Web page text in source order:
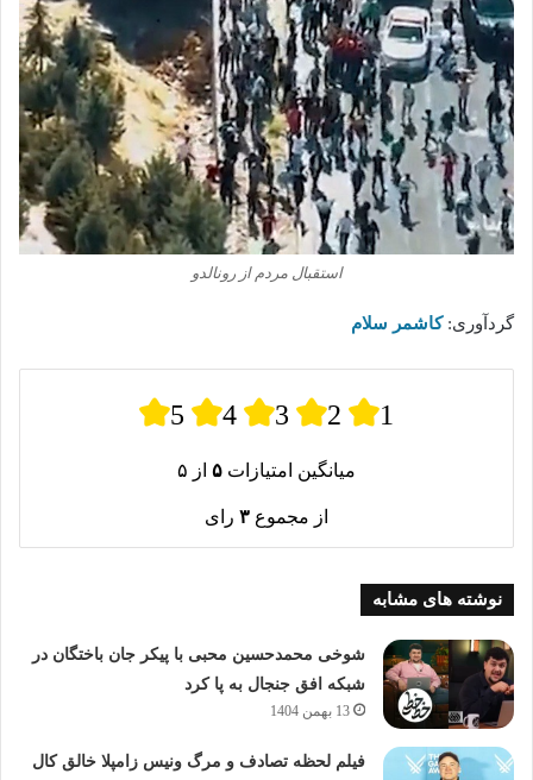
استقبال مردم از رونالدو
گردآوری: کاشمر سلام
5 4 3 2 1
میانگین امتیازات ۵ از ۵
از مجموع ۳ رای
نوشته های مشابه
شوخی محمدحسین محبی با پیکر جان باختگان در
شبکه افق جنجال به پا کرد
13 بهمن 1404
فیلم لحظه تصادف و مرگ ونیس زامپلا خالق کال